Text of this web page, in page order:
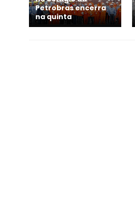
Petrobras encerra
na quinta